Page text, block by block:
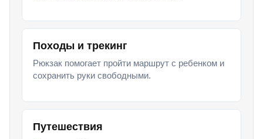
Походы и трекинг
Рюкзак помогает пройти маршрут с ребенком и
сохранить руки свободными.
Путешествия